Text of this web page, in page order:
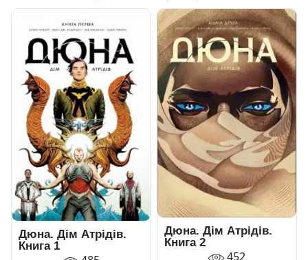
Дюна. Дім Атрідів.
Книга 1
Дюна. Дім Атрідів.
Книга 2
452